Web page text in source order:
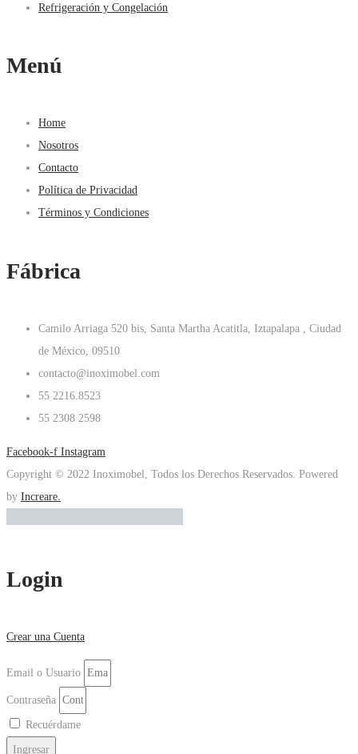
Refrigeración y Congelación
Menú
Home
Nosotros
Contacto
Política de Privacidad
Términos y Condiciones
Fábrica
Camilo Arriaga 520 bis, Santa Martha Acatitla, Iztapalapa , Ciudad
de México, 09510
contacto@inoximobel.com
55 2216.8523
55 2308 2598
Facebook-f Instagram
Copyright © 2022 Inoximobel, Todos los Derechos Reservados. Powered
by Increare.
Login
Crear una Cuenta
Email o Usuario
Contraseña
Recuérdame
Ingresar